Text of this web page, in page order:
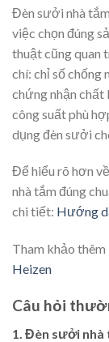
Đèn sưởi nhà
việc chọn đúng
thuật cũng quan
chí: chỉ số chống
chứng nhận chất
công suất phù
dụng đèn sưởi
Để hiểu rõ hơn
nhà tắm đúng
chi tiết: Hướng
Tham khảo
Heizen
Câu hỏi
1. Đèn sưởi nhà